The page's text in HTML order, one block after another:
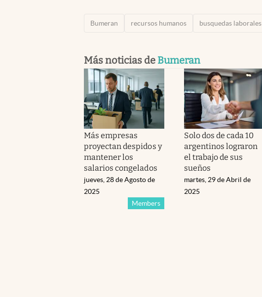
Bumeran recursos humanos busquedas laborales
Más noticias de Bumeran
Más empresas
proyectan despidos y
mantener los
salarios congelados
Members
jueves, 28 de Agosto de
2025
Solo dos de cada 10
argentinos lograron
el trabajo de sus
sueños
martes, 29 de Abril de
2025